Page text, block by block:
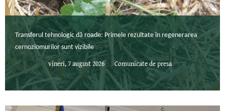
Transferul tehnologic dă roade: Primele rezultate în regenerarea
cernoziomurilor sunt vizibile
vineri, 7 august 2026 Comunicate de presa